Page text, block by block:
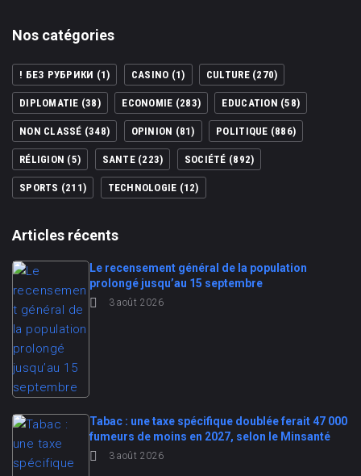
Nos catégories
! БЕЗ РУБРИКИ (1) CASINO (1) CULTURE(270)
DIPLOMATIE (38) ECONOMIE (283) EDUCATION (58)
NON CLASSÉ (348) OPINION (81) POLITIQUE (886)
RÉLIGION (5) SANTE(223) SOCIÉTÉ (892)
SPORTS (211) TECHNOLOGIE (12)
Articles récents
Le recensement général de la population
prolongé jusqu’au 15 septembre
3 août 2026
Tabac : une taxe spécifique doublée ferait 47 000
fumeurs de moins en 2027, selon le Minsanté
3 août 2026